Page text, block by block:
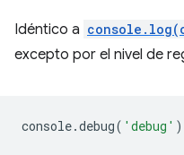
Idéntico a
excepto por el nivel de
console.debug( 'debug'